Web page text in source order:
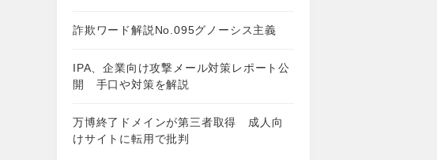
詐欺ワード解説No.095グノーシス主義
IPA、企業向け攻撃メール対策レポート公
開 手口や対策を解説
万博終了ドメインが第三者取得 成人向
けサイトに転用で批判